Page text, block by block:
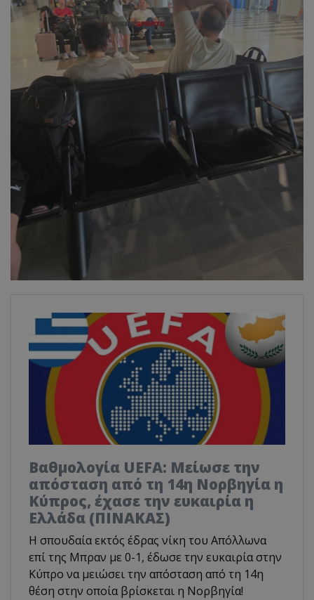
Βαθμολογία UEFA: Μείωσε την
απόσταση από τη 14η Νορβηγία η
Κύπρος, έχασε την ευκαιρία η
Ελλάδα (ΠΙΝΑΚΑΣ)
Η σπουδαία εκτός έδρας νίκη του Απόλλωνα
επί της Μπραν με 0-1, έδωσε την ευκαιρία στην
Κύπρο να μειώσει την απόσταση από τη 14η
θέση στην οποία βρίσκεται η Νορβηγία!